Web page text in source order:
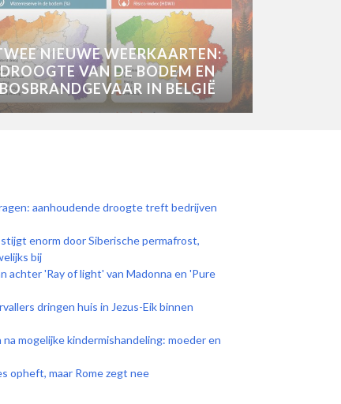
NIEUWE WEERKAARTEN:
DROOGTE VAN DE BODEM EN
BOSBRANDGEVAAR IN BELGIË
aanhoudende droogte treft bedrijven
enorm door Siberische permafrost,
bij
achter 'Ray of light' van Madonna en 'Pure
dringen huis in Jezus-Eik binnen
mogelijke kindermishandeling: moeder en
opheft, maar Rome zegt nee